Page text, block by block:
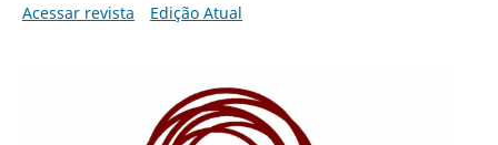
Acessar revista
Edição Atual